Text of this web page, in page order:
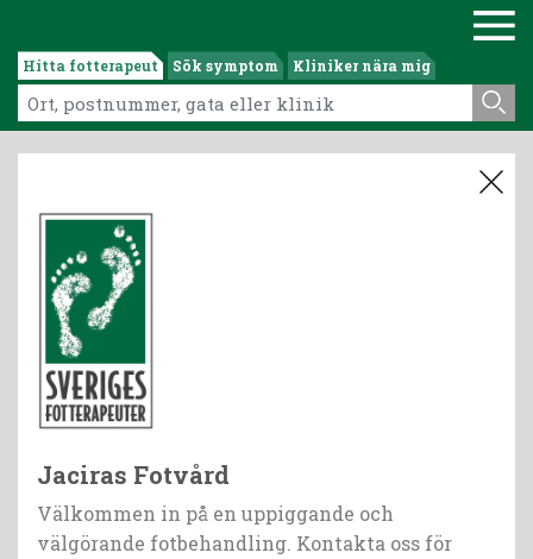
Hitta fotterapeut Sök symptom Kliniker nära mig
Jaciras Fotvård
Välkommen in på en uppiggande och
välgörande fotbehandling. Kontakta oss för